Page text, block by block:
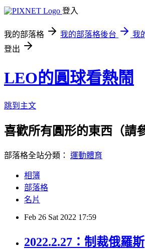
登入
我的部落格 我的部落格後台
我
登出
LEO的圓球看熱鬧
跳到主文
喜歡所有圓形的東西（請
部落格全站分類： 運動體育
相簿
部落格
名片
Feb 26 Sat 2022 17:59
2022.2.27：制裁俄羅斯